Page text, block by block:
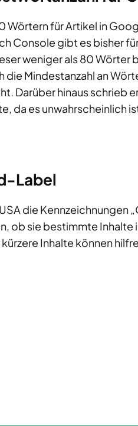
Wörtern für Artikel in
Console gibt es bisher
weniger als 80 Wörter
die Mindestanzahl an
Darüber hinaus schrieb
da es unwahrscheinlich
Label
die Kennzeichnungen
ob sie bestimmte Inhalte
Inhalte können